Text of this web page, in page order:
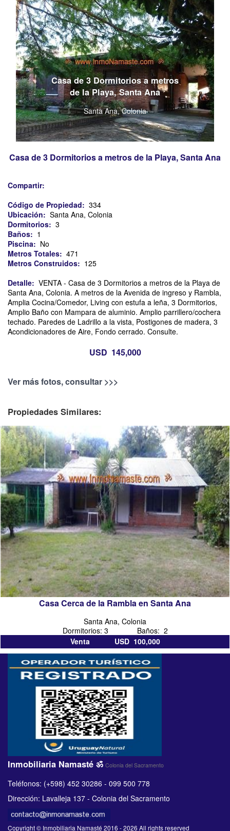
Casa de 3 Dormitorios a metros
de la Playa, Santa Ana
Santa Ana, Colonia
en
sacramento
en
Casa de 3 Dormitorios a metros de la Playa, Santa Ana
Compartir:
Código de Propiedad: 334
Ubicación: Santa Ana, Colonia
Dormitorios: 3
Baños: 1
Piscina: No
Metros Totales: 471
Metros Construidos: 125
Detalle: VENTA - Casa de 3 Dormitorios a metros de la Playa de
Santa Ana, Colonia. A metros de la Avenida de ingreso y Rambla,
Amplia Cocina/Comedor, Living con estufa a leña, 3 Dormitorios,
Amplio Baño con Mampara de aluminio. Amplio parrillero/cochera
techado. Paredes de Ladrillo a la vista, Postigones de madera, 3
Acondicionadores de Aire, Fondo cerrado. Consulte.
USD 145,000
Ver más fotos, consultar >>>
Propiedades Similares:
Casa Cerca de la Rambla en Santa Ana
Santa Ana, Colonia
Dormitorios: 3 Baños: 2
Venta USD 100,000
Inmobiliaria Namasté ॐ Colonia del Sacramento
Teléfonos: (+598) 452 30286 - 099 500 778
Dirección: Lavalleja 137 - Colonia del Sacramento
Copyright © Inmobiliaria Namasté 2016 - 2026 All rights reserved